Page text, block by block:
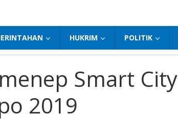
HUKRIM POLITIK
Smart City
2019